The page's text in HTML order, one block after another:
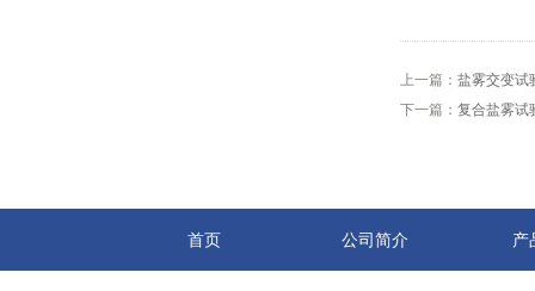
上一篇： 盐雾交变试
下一篇： 复合盐雾试
首页 公司简介 产